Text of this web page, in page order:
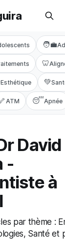
🧑‍💼
🦷
Esthétique 💚
🦴 ATM 😴Apnée
David
-
à
par thème :
Santé et